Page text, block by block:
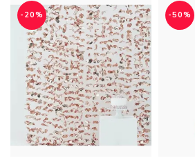
-20% -50%